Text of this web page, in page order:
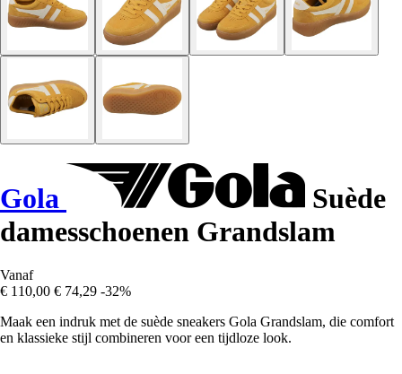
Gola
Suède
damesschoenen Grandslam
Vanaf
€ 110,00 € 74,29 -32%
Maak een indruk met de suède sneakers Gola Grandslam, die comfort
en klassieke stijl combineren voor een tijdloze look.